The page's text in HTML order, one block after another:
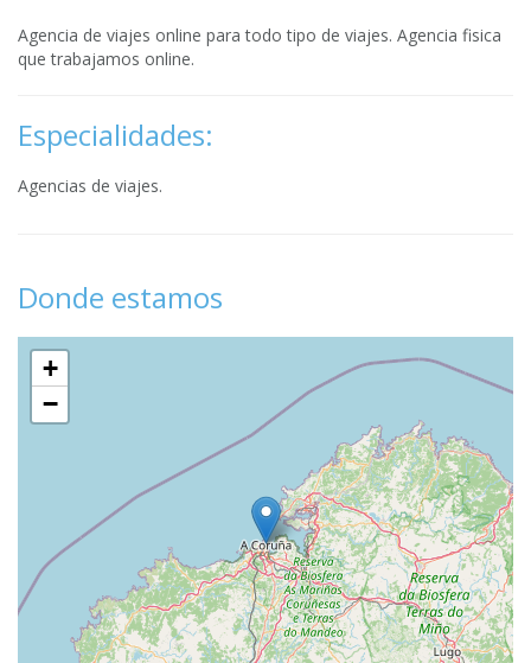
Agencia de viajes online para todo tipo de viajes. Agencia fisica
que trabajamos online.
Especialidades:
Agencias de viajes.
Donde estamos
+
−